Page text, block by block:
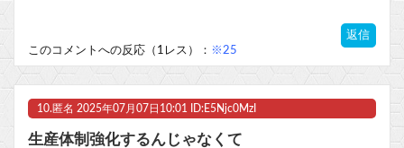
返信
このコメントへの反応（1レス）： ※25
10. 匿名 2025年07月07日10:01 ID:E5Njc0MzI
生産体制強化するんじゃなくて